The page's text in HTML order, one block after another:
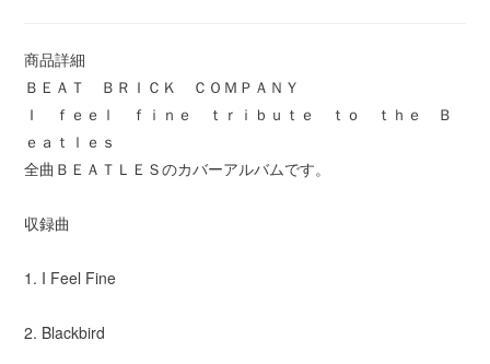
商品詳細
ＢＥＡＴ ＢＲＩＣＫ ＣＯＭＰＡＮＹ
Ｉ ｆｅｅｌ ｆｉｎｅ ｔｒｉｂｕｔｅ ｔｏ ｔｈｅ Ｂ
ｅａｔｌｅｓ
全曲ＢＥＡＴＬＥＳのカバーアルバムです。
収録曲
1. I Feel Fine
2. Blackbird